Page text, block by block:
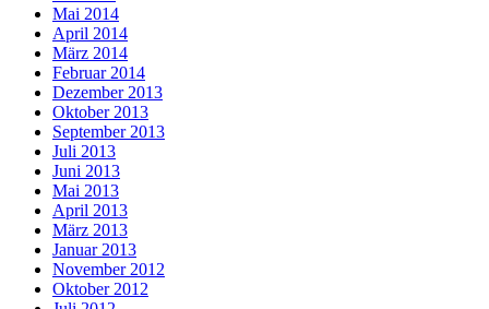
Mai 2014
April 2014
März 2014
Februar 2014
Dezember 2013
Oktober 2013
September 2013
Juli 2013
Juni 2013
Mai 2013
April 2013
März 2013
Januar 2013
November 2012
Oktober 2012